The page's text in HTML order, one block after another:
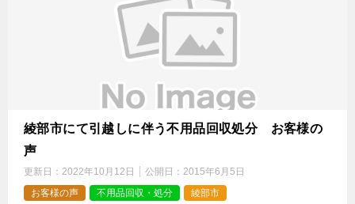
綾部市にて引越しに伴う不用品回収処分 お客様の
声
更新日： 2022年10月12日 公開日： 2015年6月5日
お客様の声
不用品回収・処分 綾部市